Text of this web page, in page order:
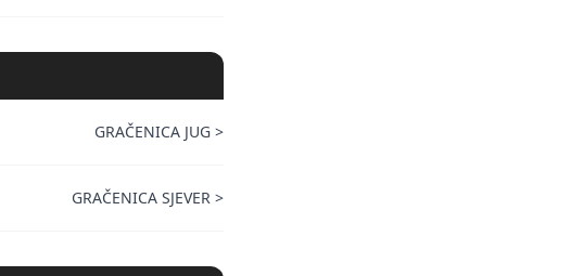
GRAČENICA JUG >
GRAČENICA SJEVER >